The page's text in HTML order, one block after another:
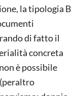
la tipologia B
di fatto il
concreta
è possibile